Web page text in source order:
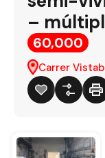
–
60,000
Carrer